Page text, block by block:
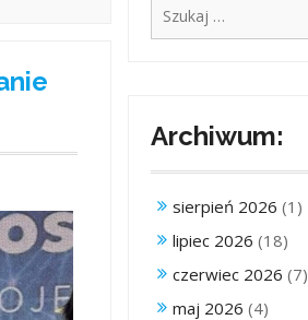
Archiwum:
sierpień 2026 (1)
lipiec 2026 (18)
czerwiec 2026 (7)
maj 2026 (4)